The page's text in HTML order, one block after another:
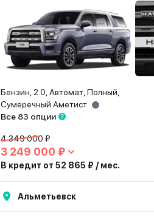
Бензин, 2.0, Автомат, Полный,
Сумеречный Аметист
Все 83 опции
4 349 000 ₽
3 249 000 ₽
В кредит от 52 865 ₽ / мес.
Альметьевск